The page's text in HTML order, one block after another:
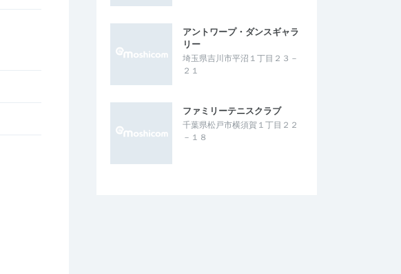
アントワープ・ダンスギャラ
リー
埼玉県吉川市平沼１丁目２３－
２１
ファミリーテニスクラブ
千葉県松戸市横須賀１丁目２２
－１８